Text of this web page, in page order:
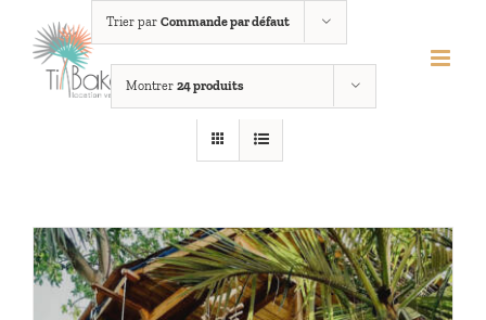
contenu
Trier par Commande par défaut
Montrer 24 produits